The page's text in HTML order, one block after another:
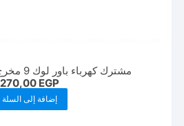
مشترك كهرباء باور لوك 9 مخرج بمفتاح 16 أمبير
270,00 EGP
إضافة إلى السلة